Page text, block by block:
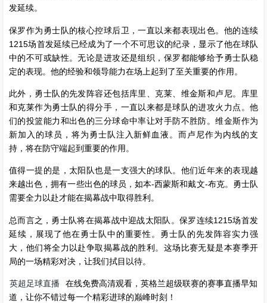
发延续。
保罗作为勇士队的核心控球后卫，一直以来都表现出色。他的连续
1215场首发延续已经成为了一个不可思议的纪录，显示了他在球队
中的不可或缺性。无论是进攻还是组织，保罗都能够给予勇士队稳
定的表现。他的经验和领导能力在场上起到了至关重要的作用。
此外，勇士队的先发阵容还包括库里、克莱、维金斯和卢尼。库里
和克莱作为勇士队的得分手，一直以来都是球队的进攻火力点。他
们的投篮能力和出色的三分球命中率让对手防不胜防。维金斯作为
新加入的球员，将为勇士队注入新鲜血液。而卢尼作为内线的支
持，将在防守端起到重要的作用。
值得一提的是，太阳队也是一支强大的球队。他们近年来的表现越
来越出色，拥有一些出色的球员，如本-西蒙斯和戴文-布克。勇士队
需要全力以赴才能在揭幕战中取得胜利。
总而言之，勇士队将在揭幕战中迎战太阳队。保罗连续1215场首发
延续，展现了他在勇士队中的重要性。勇士队的先发阵容实力强
大，他们将全力以赴争取揭幕战的胜利。这场比赛无疑是本赛季开
局的一场精彩对决，让我们拭目以待。
英超足球直播
在线免费高清观看，英格兰超级联赛的赛事直播早知
道，让你不错过每一个精彩进球的巅峰时刻！